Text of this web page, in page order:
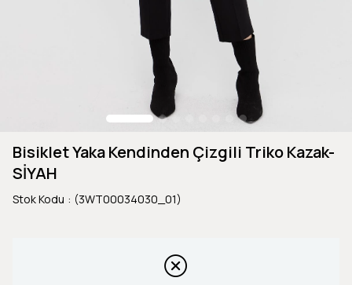
Bisiklet Yaka Kendinden Çizgili Triko Kazak-
SİYAH
Stok Kodu (3WT00034030_01)